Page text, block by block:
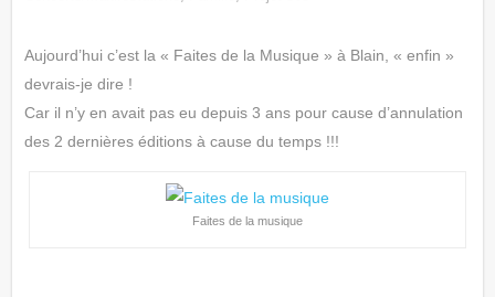
Aujourd’hui c’est la « Faites de la Musique » à Blain, « enfin »
devrais-je dire !
Car il n’y en avait pas eu depuis 3 ans pour cause d’annulation
des 2 dernières éditions à cause du temps !!!
Faites de la musique